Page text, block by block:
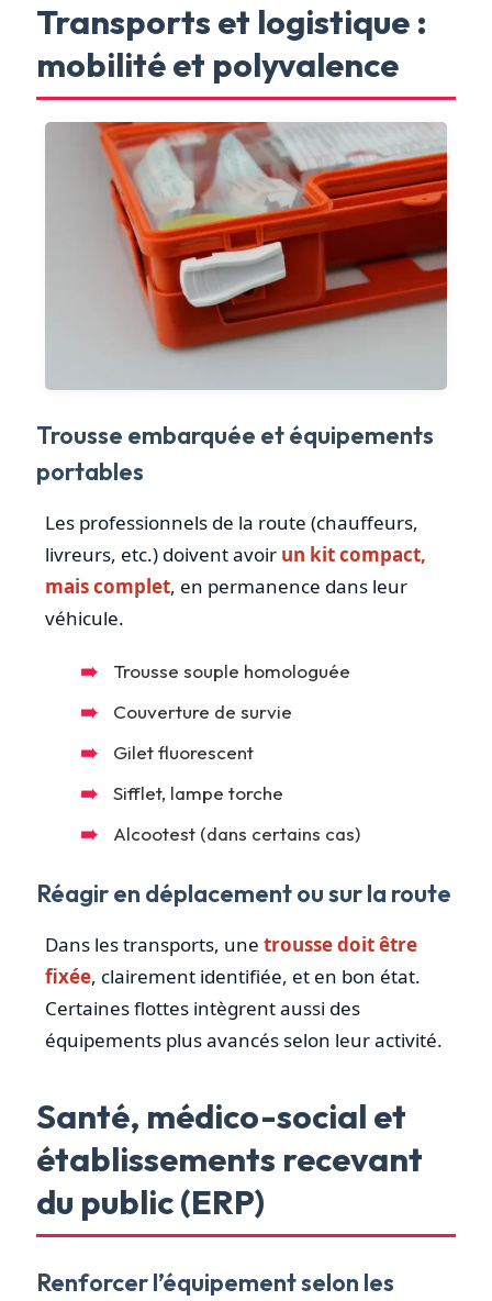
Transports et logistique :
mobilité et polyvalence
Trousse embarquée et équipements
portables
Les professionnels de la route (chauffeurs,
livreurs, etc.) doivent avoir un kit compact,
mais complet, en permanence dans leur
véhicule.
Trousse souple homologuée
Couverture de survie
Gilet fluorescent
Sifflet, lampe torche
Alcootest (dans certains cas)
Réagir en déplacement ou sur la route
Dans les transports, une trousse doit être
fixée, clairement identifiée, et en bon état.
Certaines flottes intègrent aussi des
équipements plus avancés selon leur activité.
Santé, médico-social et
établissements recevant
du public (ERP)
Renforcer l’équipement selon les